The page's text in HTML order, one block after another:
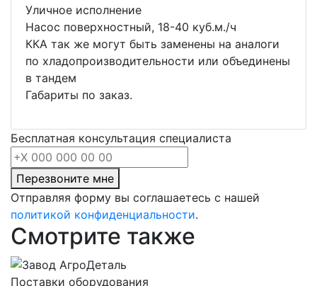
Уличное исполнение
Насос поверхностный, 18-40 куб.м./ч
ККА так же могут быть заменены на аналоги
по хладопроизводительности или объединены
в тандем
Габариты по заказ.
Бесплатная консультация специалиста
Перезвоните мне
Отправляя форму вы соглашаетесь с нашей
политикой конфиденциальности.
Смотрите также
Поставки оборудования